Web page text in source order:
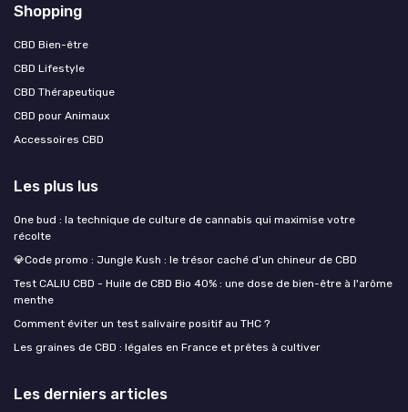
Shopping
CBD Bien-être
CBD Lifestyle
CBD Thérapeutique
CBD pour Animaux
Accessoires CBD
Les plus lus
One bud : la technique de culture de cannabis qui maximise votre
récolte
💎Code promo : Jungle Kush : le trésor caché d’un chineur de CBD
Test CALIU CBD - Huile de CBD Bio 40% : une dose de bien-être à l'arôme
menthe
Comment éviter un test salivaire positif au THC ?
Les graines de CBD : légales en France et prêtes à cultiver
Les derniers articles